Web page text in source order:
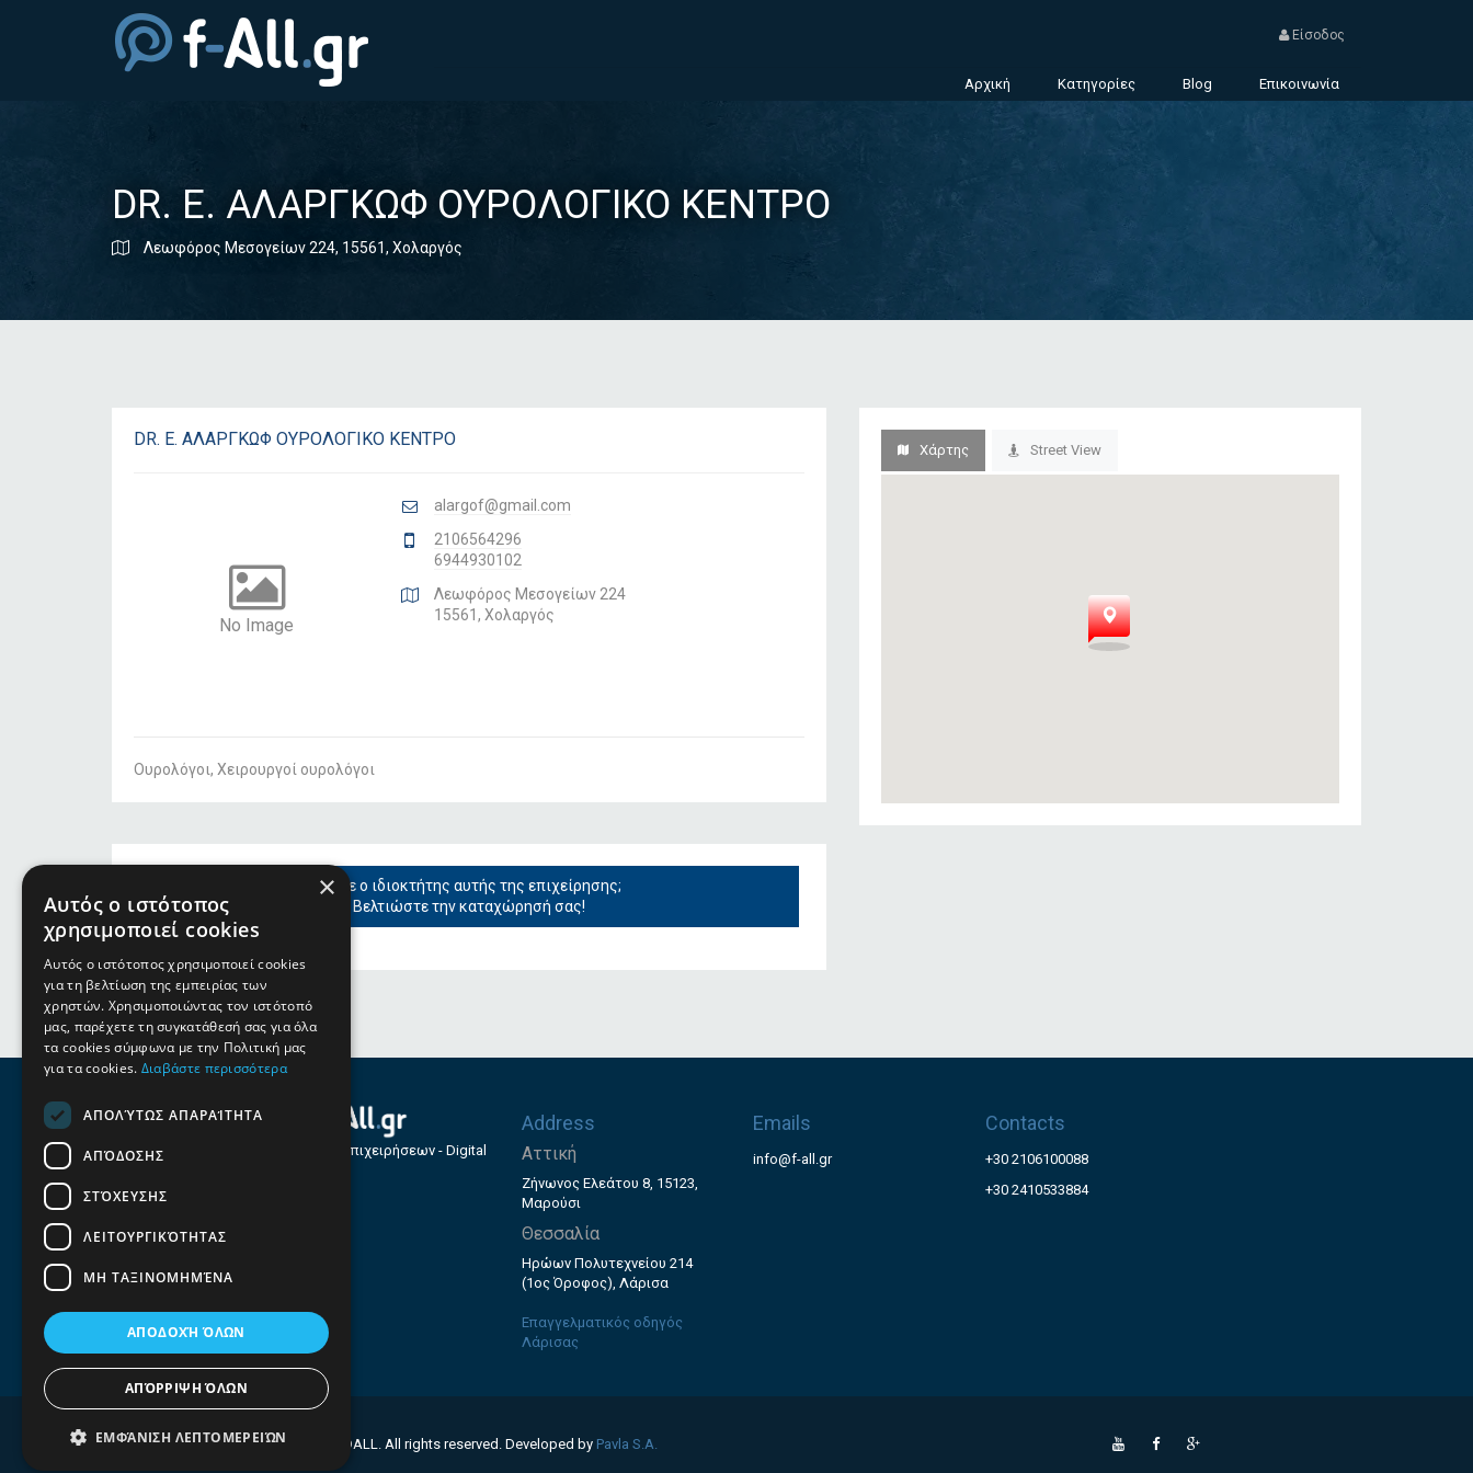
Είσοδος
Αρχική Κατηγορίες Blog Επικοινωνία
DR. Ε. ΑΛΑΡΓΚΩΦ ΟΥΡΟΛΟΓΙΚΟ ΚΕΝΤΡΟ
Λεωφόρος Μεσογείων 224, 15561, Χολαργός
DR. Ε. ΑΛΑΡΓΚΩΦ ΟΥΡΟΛΟΓΙΚΟ ΚΕΝΤΡΟ
No Image
alargof@gmail.com
2106564296
6944930102
Λεωφόρος Μεσογείων 224
15561, Χολαργός
Ουρολόγοι, Χειρουργοί ουρολόγοι
Είστε ο ιδιοκτήτης αυτής της επιχείρησης;
Βελτιώστε την καταχώρησή σας!
Χάρτης Street View
Οδηγός Επιχειρήσεων - Digital
Address
Αττική
Ζήνωνος Ελεάτου 8, 15123,
Μαρούσι
Θεσσαλία
Ηρώων Πολυτεχνείου 214
(1ος Όροφος), Λάρισα
Επαγγελματικός οδηγός
Λάρισας
Emails
info@f-all.gr
Contacts
+30 2106100088
+30 2410533884
© 2026 FINDALL. All rights reserved. Developed by Pavla S.A.
×
Αυτός ο ιστότοπος
χρησιμοποιεί cookies
Αυτός ο ιστότοπος χρησιμοποιεί cookies
για τη βελτίωση της εμπειρίας των
χρηστών. Χρησιμοποιώντας τον ιστότοπό
μας, παρέχετε τη συγκατάθεσή σας για όλα
τα cookies σύμφωνα με την Πολιτική μας
για τα cookies. Διαβάστε περισσότερα
ΑΠΟΛΎΤΩΣ ΑΠΑΡΑΊΤΗΤΑ
ΑΠΌΔΟΣΗΣ
ΣΤΌΧΕΥΣΗΣ
ΛΕΙΤΟΥΡΓΙΚΌΤΗΤΑΣ
ΜΗ ΤΑΞΙΝΟΜΗΜΈΝΑ
ΑΠΟΔΟΧΉ ΌΛΩΝ
ΑΠΌΡΡΙΨΗ ΌΛΩΝ
ΕΜΦΆΝΙΣΗ ΛΕΠΤΟΜΕΡΕΙΏΝ